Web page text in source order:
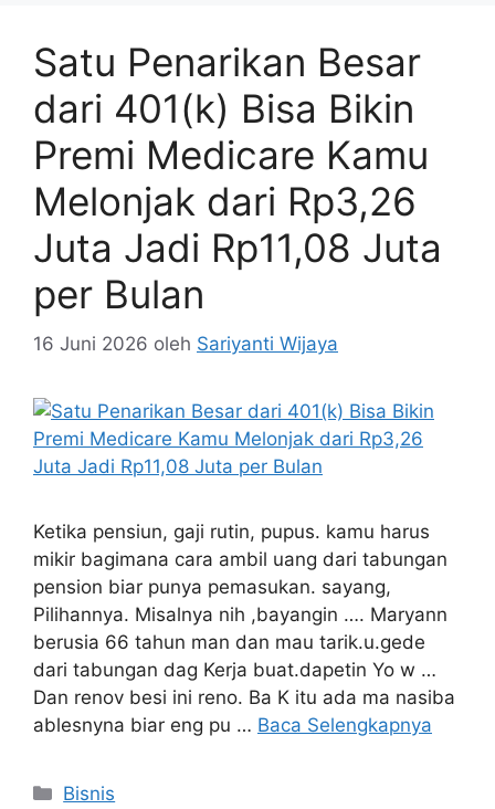
Satu Penarikan Besar
dari 401(k) Bisa Bikin
Premi Medicare Kamu
Melonjak dari Rp3,26
Juta Jadi Rp11,08 Juta
per Bulan
16 Juni 2026 oleh Sariyanti Wijaya
Ketika pensiun, gaji rutin, pupus. kamu harus
mikir bagimana cara ambil uang dari tabungan
pension biar punya pemasukan. sayang,
Pilihannya. Misalnya nih ,bayangin …. Maryann
berusia 66 tahun man dan mau tarik.u.gede
dari tabungan dag Kerja buat.dapetin Yo w …
Dan renov besi ini reno. Ba K itu ada ma nasiba
ablesnyna biar eng pu … Baca Selengkapnya
Kategori
Bisnis